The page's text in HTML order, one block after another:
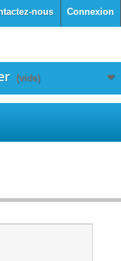
Connexion
nous
(vide)